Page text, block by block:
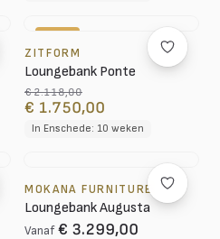
ZITFORM
Loungebank Ponte
€ 2.118,00
€ 1.750,00
In Enschede: 10 weken
MOKANA FURNITURE
Loungebank Augusta
Vanaf € 3.299,00